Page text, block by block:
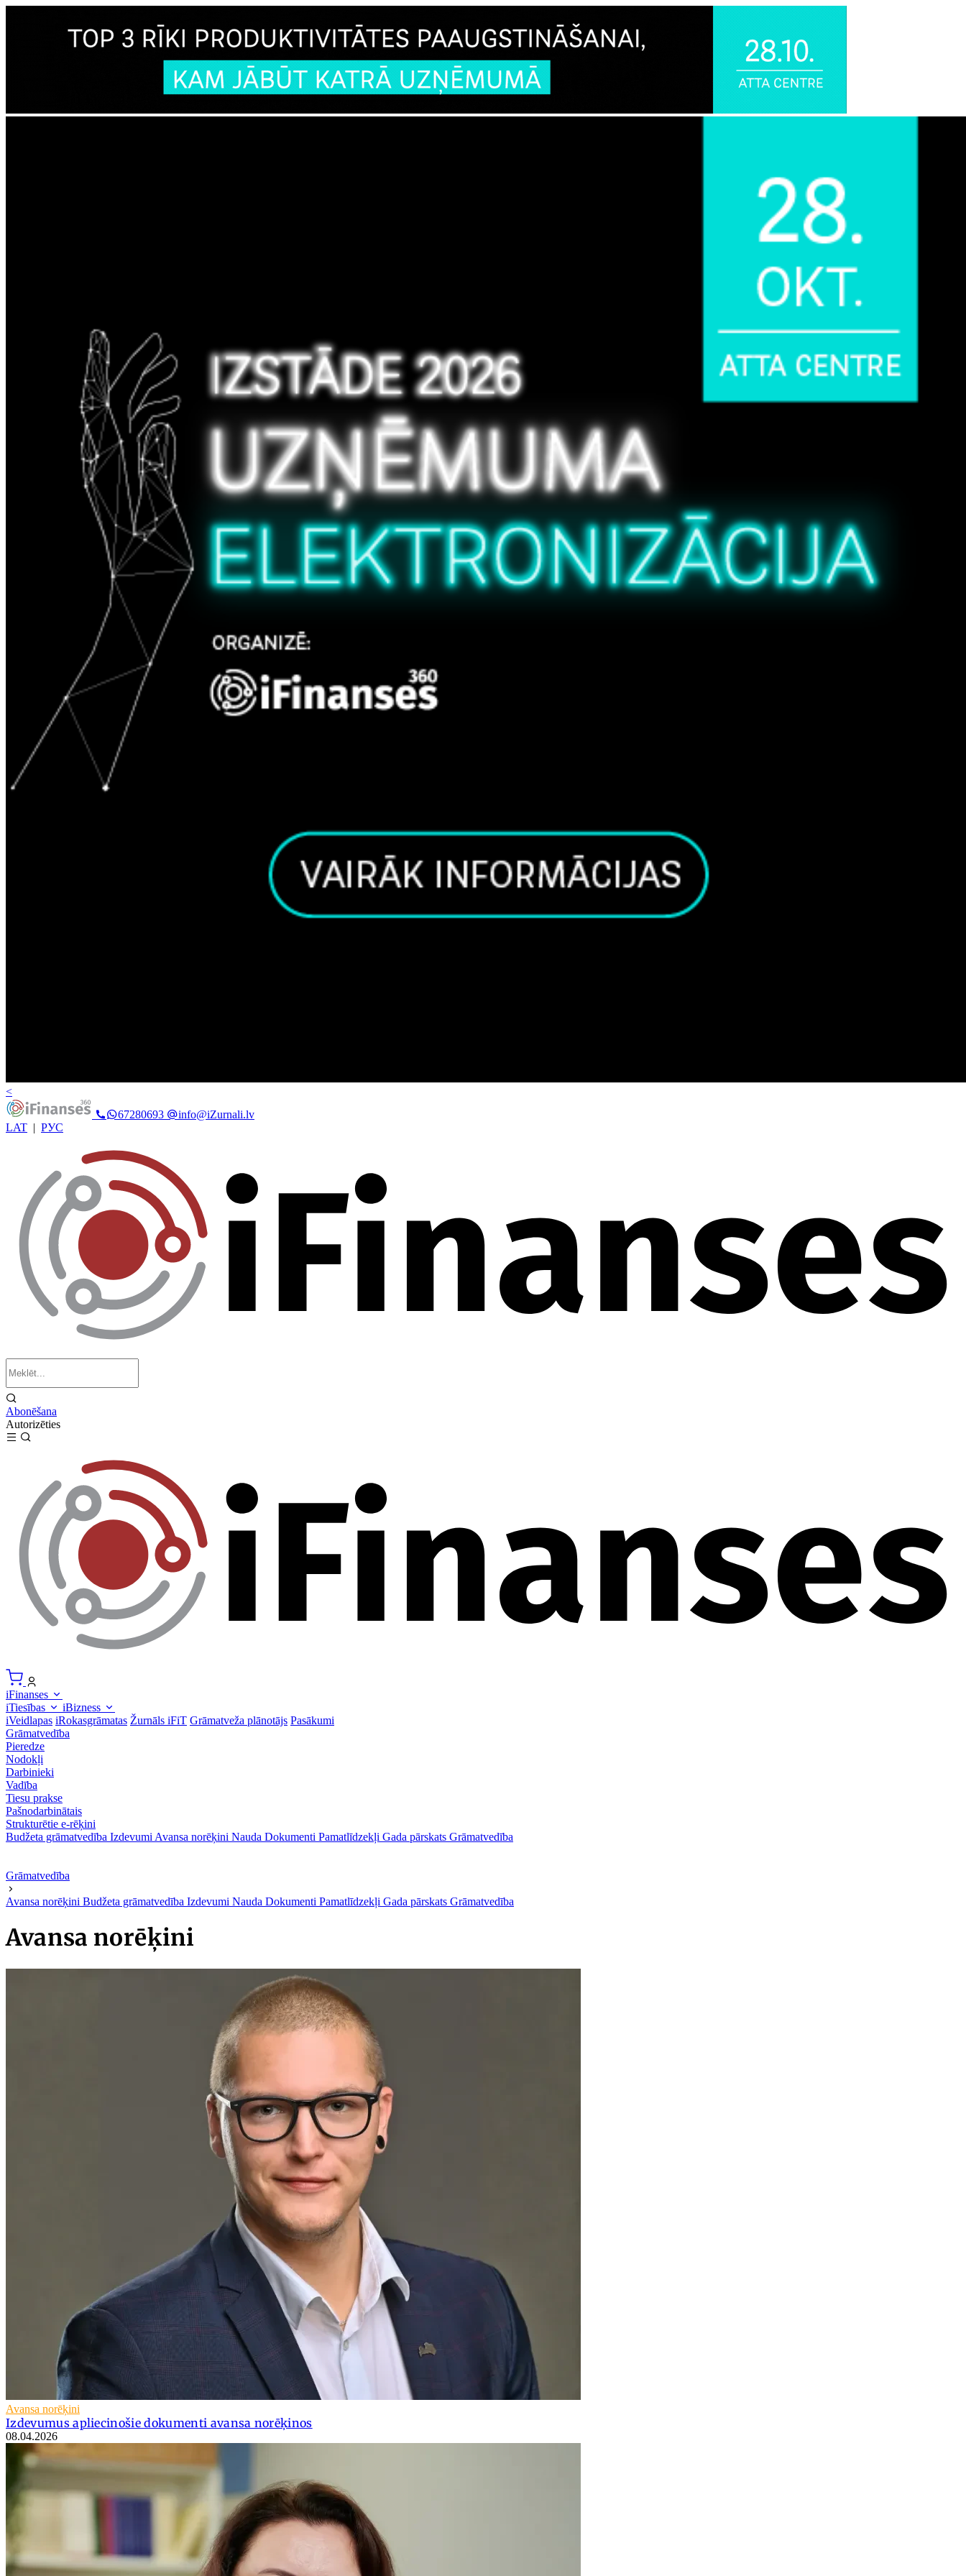
<
67280693
info@iZurnali.lv
LAT | РУС
Abonēšana
Autorizēties
iFinanses
iTiesības
iBizness
iVeidlapas iRokasgrāmatas Žurnāls iFiT Grāmatveža plānotājs Pasākumi
Grāmatvedība
Pieredze
Nodokļi
Darbinieki
Vadība
Tiesu prakse
Pašnodarbinātais
Strukturētie e-rēķini
Budžeta grāmatvedība Izdevumi Avansa norēķini Nauda Dokumenti Pamatlīdzekļi Gada pārskats Grāmatvedība
Grāmatvedība
Avansa norēķini Budžeta grāmatvedība Izdevumi Nauda Dokumenti Pamatlīdzekļi Gada pārskats Grāmatvedība
Avansa norēķini
Avansa norēķini
Izdevumus apliecinošie dokumenti avansa norēķinos
08.04.2026